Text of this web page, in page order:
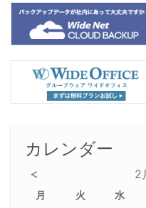
カレンダー
< 2
月 火 水